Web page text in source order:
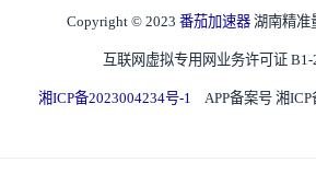
Copyright © 2023 番茄加速器 湖南精准
互联网虚拟专用网业务许可证 B1-
湘ICP备2023004234号-1 APP备案号 湘ICP